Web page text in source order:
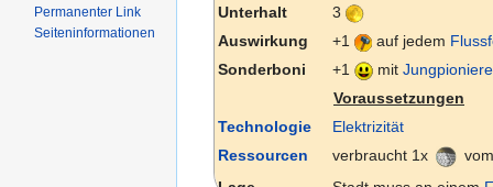
Unterhalt
3
Auswirkung
+1 auf jedem
Sonderboni
+1 mit Jungpioniere
Voraussetzungen
Technologie
Elektrizität
Ressourcen
verbraucht 1x
Permanenter Link
Seiten­informationen